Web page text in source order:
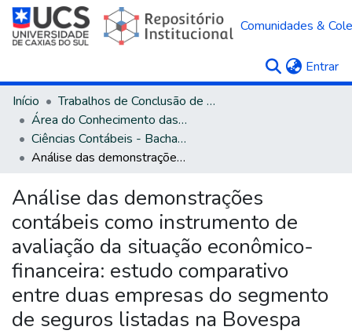
Comunidades &
Entrar
Início
Trabalhos de Conclusão de Curso
Área do Conhecimento das Ciências Sociais Aplicadas
Ciências Contábeis - Bacharelado
Análise das demonstrações contábeis como instrumento de avaliação da situação econômico-financeira: estudo comparativo entre duas empresas do segmento de seguros listadas na Bovespa
Análise das demonstrações
contábeis como instrumento de
avaliação da situação econômico-
financeira: estudo comparativo
entre duas empresas do segmento
de seguros listadas na Bovespa